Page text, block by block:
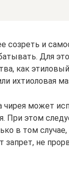
и
Для
как
ихтиоловая
чирея может
При этом
в том
запрет, не